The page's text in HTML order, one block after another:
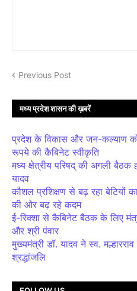
Previous Post
मध्य प्रदेश शासन की ख़बरें
प्रदेश के विकास और जन-कल्याण
रूपये की कैबिनेट स्वीकृति
मध्य क्षेत्रीय परिषद् की अगली बैठक
यादव
कौशल प्रशिक्षण से बढ़ रहा बेटियों
की ओर बढ़ रहे कदम
ई-रिक्शा से कैबिनेट बैठक के लिए
और श्री पंवार
मुख्यमंत्री डॉ. यादव ने स्व.
श्रद्धांजलि